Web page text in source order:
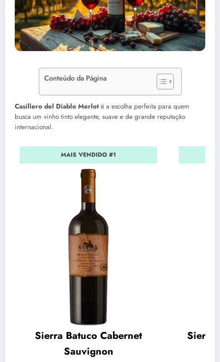
Conteúdo da Página
Casillero del Diablo Merloté a escolha perfeita para quem
busca um vinho tinto elegante, suave e de grande reputação
internacional.
MAIS VENDIDO #1
Sierra Batuco Cabernet
Sauvignon
Sierra